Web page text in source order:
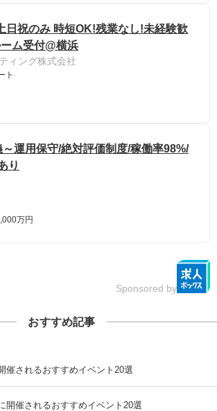
日祝のみ 時短OK!残業なし!未経験歓
ム受付@横浜
ィング株式会社
ト
～運用保守/絶対評価制度/稼働率98%/
り
万円
Sponsored by
おすすめ記事
催されるおすすめイベント20選
開催されるおすすめイベント20選